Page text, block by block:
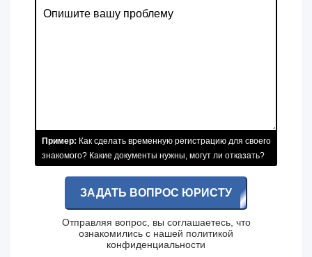
Пример: Как сделать временную регистрацию для своего
знакомого? Какие документы нужны, могут ли отказать?
ЗАДАТЬ ВОПРОС ЮРИСТУ
Отправляя вопрос, вы соглашаетесь, что
ознакомились с нашей политикой
конфиденциальности